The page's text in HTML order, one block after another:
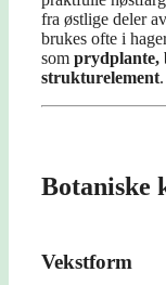
fra østlige deler
brukes ofte i
som prydplante,
strukturelement.
Botaniske
Vekstform